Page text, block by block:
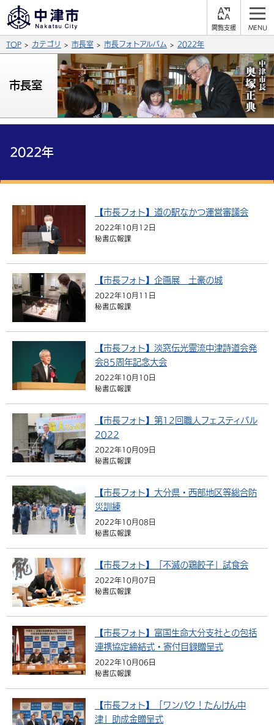
ふりがなをつける
よみあげる
背景色
青
文字の大きさ
拡大 標準 縮小
中国語（繁体字）
組織案内
サイト内検索
くらしの情報
届出・登録・証明 保険・年金
福祉・介護
税金 住宅・インフラ
環境・衛生
選挙
事業者の方へ
入札・契約
農林水産業 税金
都市整備
子育て・教育
施設情報 子どもを預ける
手当・助成 健康・医療
相談・支援・情報
観光・移住
観光なび スポットを探す
遊ぶ・体験する
買う・おみやげ 四季のイベント・祭り
移住・定住
市政情報
中津市について
広報・広聴
行政・計画
TOP カテゴリ 市長室 市長フォトアルバム 2022年
市長室
2022年
【市長フォト】道の駅なかつ運営審議会
2022年10月12日
秘書広報課
【市長フォト】企画展 土豪の城
2022年10月11日
秘書広報課
【市長フォト】淡窓伝光霊流中津詩道会発
会85周年記念大会
2022年10月10日
秘書広報課
【市長フォト】第12回職人フェスティバル
2022
2022年10月09日
秘書広報課
【市長フォト】大分県・西部地区等総合防
災訓練
2022年10月08日
秘書広報課
【市長フォト】「不滅の鶏餃子」試食会
2022年10月07日
秘書広報課
【市長フォト】富国生命大分支社との包括
連携協定締結式・寄付目録贈呈式
2022年10月06日
秘書広報課
【市長フォト】「ワンパク！たんけん中
津」助成金贈呈式